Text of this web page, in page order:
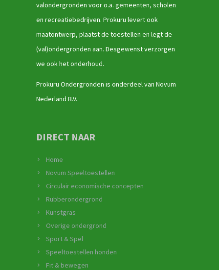
valondergronden voor o.a. gemeenten, scholen
en recreatiebedrijven. Prokuru levert ook
maatontwerp, plaatst de toestellen en legt de
(val)ondergronden aan. Desgewenst verzorgen
we ook het onderhoud.
Prokuru Ondergronden is onderdeel van Novum
Nederland B.V.
DIRECT NAAR
Home
Novum Speeltoestellen
Circulair economische concepten
Rubberondergrond
Kunstgras
Overige ondergrond
Sport & Spel
Speeltoestellen honden
Fit & bewegen